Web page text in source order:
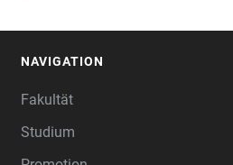
NAVIGATION
Fakultät
Studium